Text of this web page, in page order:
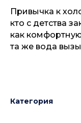
Привычка к
кто с детства
как
та же вода
Категория